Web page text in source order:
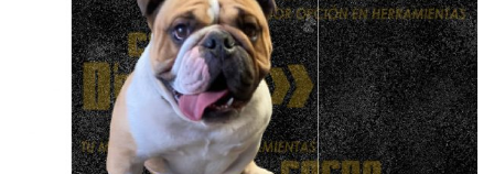
g
a
c
i
ó
n
i
d
o